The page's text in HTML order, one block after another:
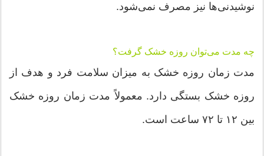
نوشیدنی‌ها نیز مصرف نمی‌شود.
چه مدت می‌توان روزه خشک گرفت؟
مدت زمان روزه خشک به میزان سلامت فرد و هدف از
روزه خشک بستگی دارد. معمولاً مدت زمان روزه خشک
بین ۱۲ تا ۷۲ ساعت است.